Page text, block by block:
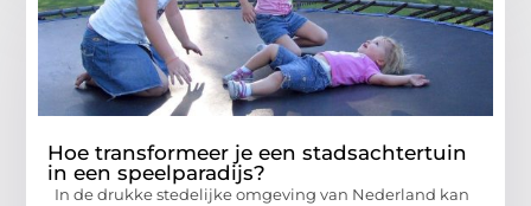
Hoe transformeer je een stadsachtertuin
in een speelparadijs?
In de drukke stedelijke omgeving van Nederland kan